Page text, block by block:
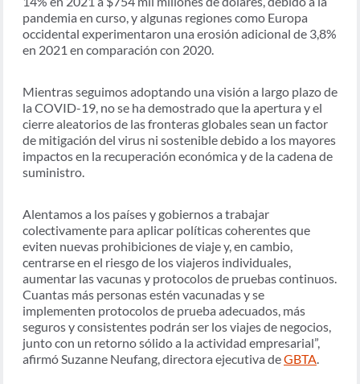
pandemia en curso, y algunas regiones como Europa
occidental experimentaron una erosión adicional de 3,8%
en 2021 en comparación con 2020.
Mientras seguimos adoptando una visión a largo plazo de
la COVID-19, no se ha demostrado que la apertura y el
cierre aleatorios de las fronteras globales sean un factor
de mitigación del virus ni sostenible debido a los mayores
impactos en la recuperación económica y de la cadena de
suministro.
Alentamos a los países y gobiernos a trabajar
colectivamente para aplicar políticas coherentes que
eviten nuevas prohibiciones de viaje y, en cambio,
centrarse en el riesgo de los viajeros individuales,
aumentar las vacunas y protocolos de pruebas continuos.
Cuantas más personas estén vacunadas y se
implementen protocolos de prueba adecuados, más
seguros y consistentes podrán ser los viajes de negocios,
junto con un retorno sólido a la actividad empresarial”,
afirmó Suzanne Neufang, directora ejecutiva deGBTA.